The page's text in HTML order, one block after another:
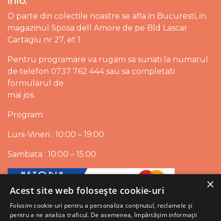
O parte din colectile noastre se afla in Bucuresti, in
magazinul Sposa dell Amore de pe Bld Lascar
Cartagiu nr 27, et 1
Pentru programare va rugam sa sunati la numarul
de telefon 0737 762 444 sau sa completati
formularul de
mai jos.
Program:
Luni-Vineri : 10:00 – 19:00
Sambata : 10:00 – 15:00
×
Acest site web folosește cookie-uri
Folosim cookie-uri pentru a personaliza conținutul, reclamele și
pentru a ne analiza traficul. De asemenea, împărtășim informații